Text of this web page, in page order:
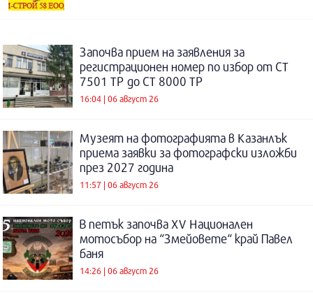
Започва прием на заявления за
регистрационен номер по избор от СТ
7501 ТР до СТ 8000 ТР
16:04 | 06 август 26
Музеят на фотографията в Казанлък
приема заявки за фотографски изложби
през 2027 година
11:57 | 06 август 26
В петък започва XV Национален
мотосъбор на “Змейовете“ край Павел
баня
14:26 | 06 август 26